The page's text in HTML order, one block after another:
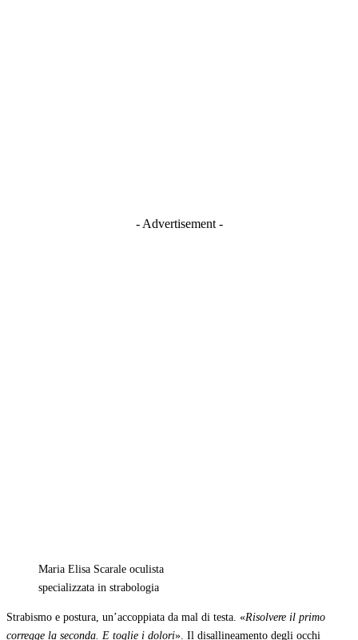
- Advertisement -
Maria Elisa Scarale oculista
specializzata in strabologia
Strabismo e postura, un’accoppiata da mal di testa. «Risolvere il primo
corregge la seconda. E toglie i dolori». Il disallineamento degli occhi